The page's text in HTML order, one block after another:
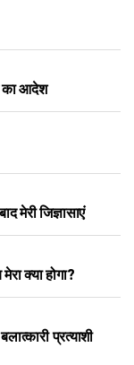
का आदेश
मेरी जिज्ञासाएं
क्या होगा?
प्रत्याशी